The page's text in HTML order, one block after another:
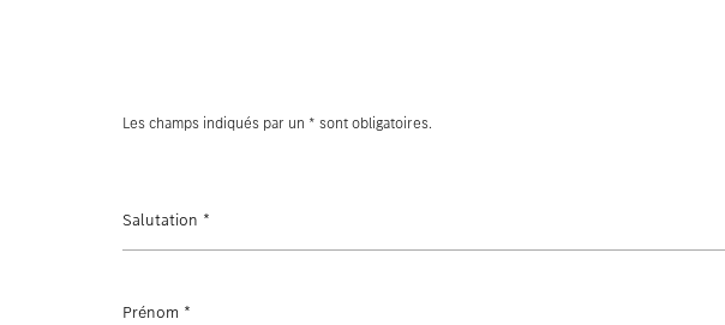
Les champs indiqués par un * sont obligatoires.
Salutation *
Prénom *